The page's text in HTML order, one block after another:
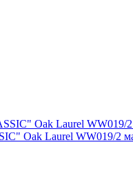
Oak Laurel WW019/2